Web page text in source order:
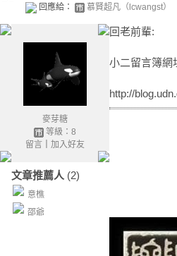
回應給： 慕賢超凡（lcwangst）
麥芽糖
等級：8
留言｜ 加入好友
文章推薦人 (2)
意樵
邵爺
回老前輩:
小二留言簿網
http://